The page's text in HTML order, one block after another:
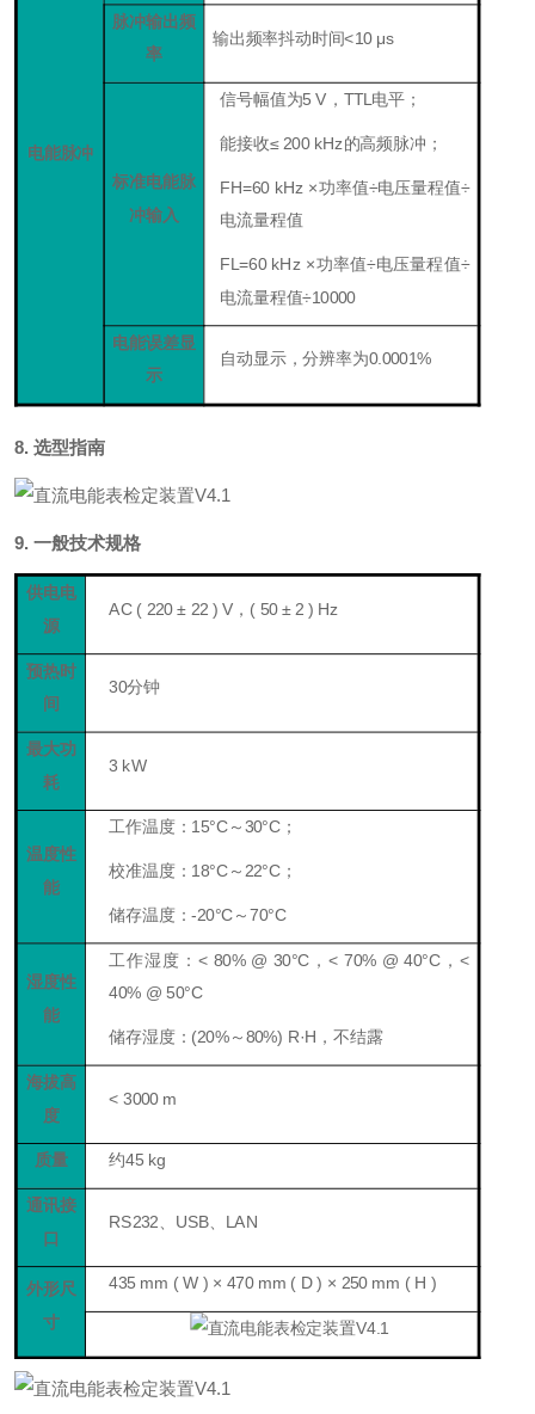
电能脉冲
脉冲输出频
率
输出频率抖动时间<10 μs
标准电能脉
冲输入
信号幅值为5 V，TTL电平；
能接收≤ 200kHz的高频脉冲；
FH=60 kHz ×功率值÷电压量程值÷
电流量程值
FL=60 kHz ×功率值÷电压量程值÷
电流量程值÷10000
电能误差显
示
自动显示，分辨率为0.0001%
8. 选型指南
9. 一般技术规格
供电电
源
AC ( 220±22 ) V，( 50±2 ) Hz
预热时
间
30分钟
最大功
耗
3 kW
温度性
能
工作温度： 1 5°C～30°C ；
校准温度：18°C～22°C ；
储存温度：-20°C～70°C
湿度性
能
工作湿度：< 80% @ 30°C，< 70% @ 40°C，<
40% @ 50°C
储存湿度： (20%～80%) R·H ，不结露
海拔高
度
< 3000 m
质量 约45 kg
通讯接
口
RS232 、USB 、LAN
外形尺
寸
435 mm ( W ) × 470 mm ( D ) × 250 mm ( H )